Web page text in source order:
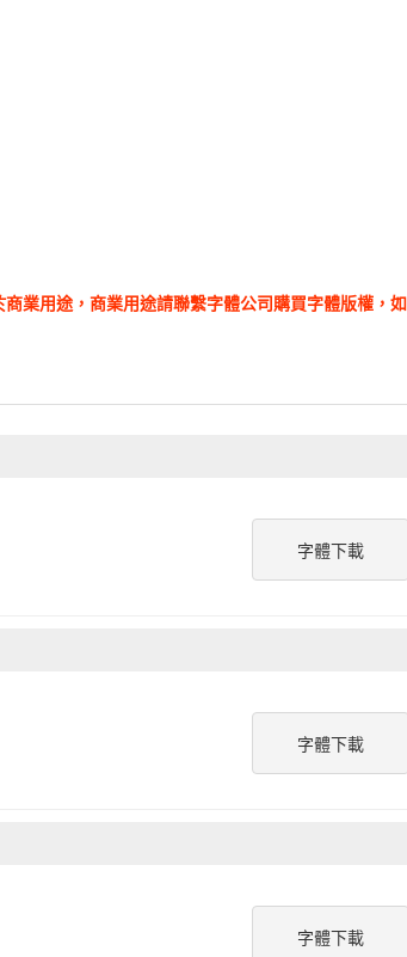
業用途，商業用途請聯繫字體公司購買字體版權，如
字體下載
字體下載
字體下載